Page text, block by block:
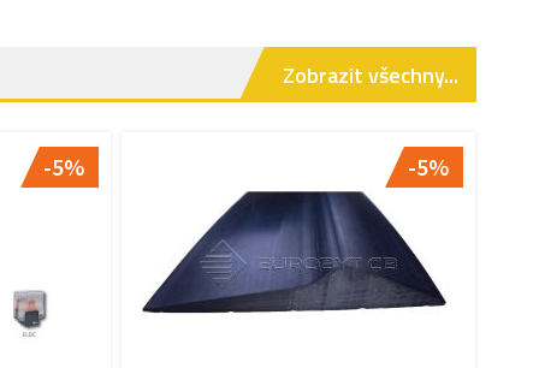
-5% -5%
Zobrazit všechny...